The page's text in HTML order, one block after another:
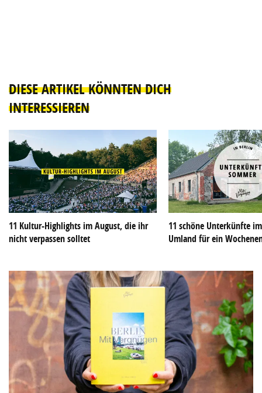
DIESE ARTIKEL KÖNNTEN DICH
INTERESSIEREN
11 Kultur-Highlights im August, die ihr
nicht verpassen solltet
11 schöne Unterkünfte
Umland für ein